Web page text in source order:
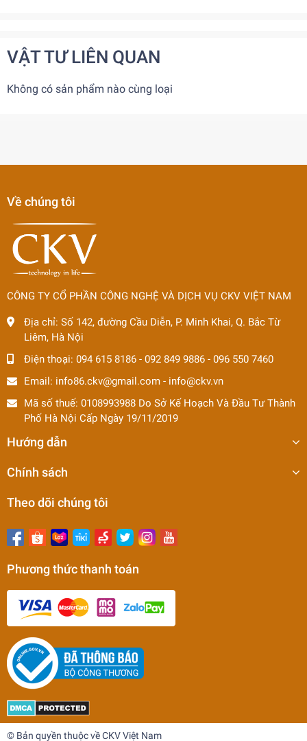
VẬT TƯ LIÊN QUAN
Không có sản phẩm nào cùng loại
Về chúng tôi
CÔNG TY CỔ PHẦN CÔNG NGHỆ VÀ DỊCH VỤ CKV VIỆT NAM
Địa chỉ: Số 142, đường Cầu Diễn, P. Minh Khai, Q. Bắc Từ
Liêm, Hà Nội
Điện thoại: 094 615 8186 - 092 849 9886 - 096 550 7460
Email: info86.ckv@gmail.com - info@ckv.vn
Mã số thuế: 0108993988 Do Sở Kế Hoạch Và Đầu Tư Thành
Phố Hà Nội Cấp Ngày 19/11/2019
Hướng dẫn
Chính sách
Theo dõi chúng tôi
Phương thức thanh toán
© Bản quyền thuộc về CKV Việt Nam
undefined